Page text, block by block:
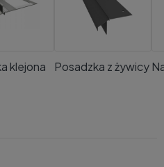
klejona Posadzka z żywicy